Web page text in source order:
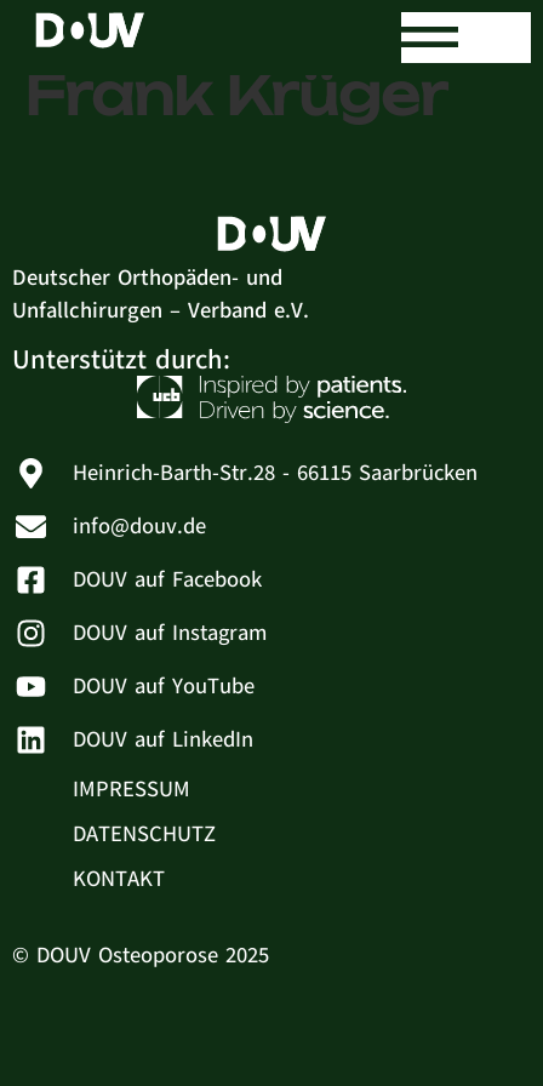
Dipl. – Med.
Frank Krüger
Deutscher Orthopäden- und
Unfallchirurgen – Verband e.V.
Unterstützt durch:
Heinrich-Barth-Str.28 - 66115 Saarbrücken
info@douv.de
DOUV auf Facebook
DOUV auf Instagram
DOUV auf YouTube
DOUV auf LinkedIn
IMPRESSUM
DATENSCHUTZ
KONTAKT
© DOUV Osteoporose 2025